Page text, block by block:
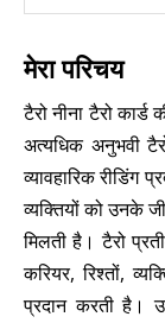
मेरा परिचय
टैरो नीना टैरो
अत्यधिक अनुभवी
व्यावहारिक
व्यक्तियों को उनके
मिलती है। टैरो
करियर, रिश्तों,
प्रदान करती है।